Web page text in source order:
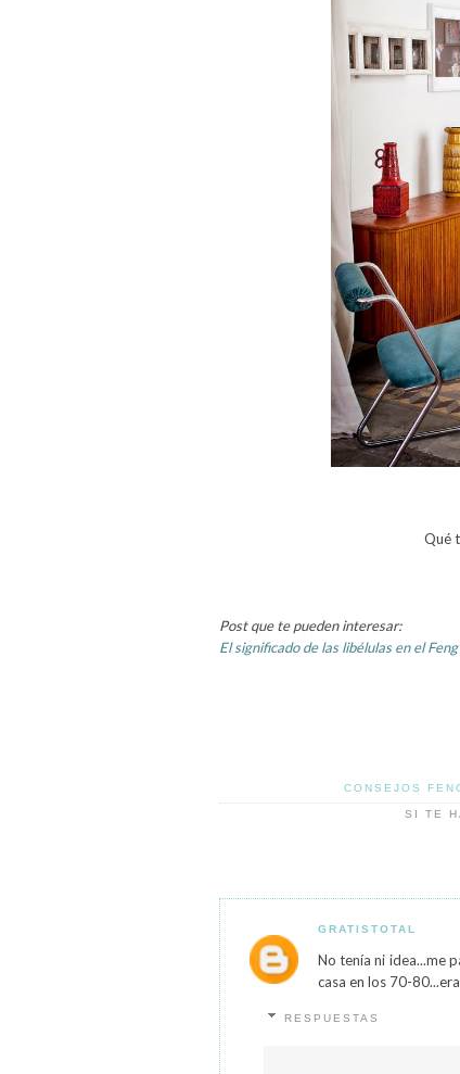
Qué
Post que te pueden interesar:
El significado de las libélulas en el Feng
CONSEJOS
SI TE
GRATISTOTAL
No tenía ni idea...me
casa en los 70-
RESPUESTAS